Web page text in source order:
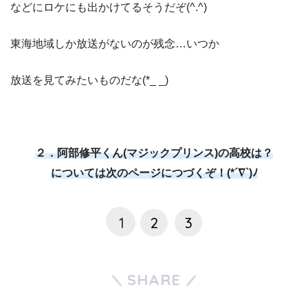
などにロケにも出かけてるそうだぞ(^.^)
東海地域しか放送がないのが残念…いつか
放送を見てみたいものだな(*_ _)
２．阿部修平くん(マジックプリンス)の高校は？
については次のページにつづくぞ！(*´∇`)ﾉ
1 2 3
SHARE